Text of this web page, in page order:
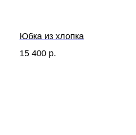
Юбка из хлопка
15 400 р.